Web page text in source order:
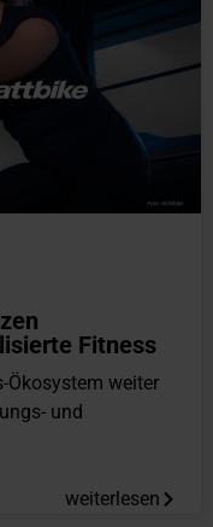
Fitness
Ökosystem weiter
und
weiterlesen